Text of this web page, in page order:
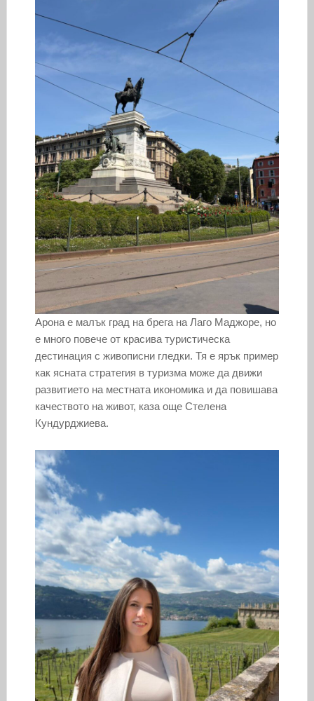
Арона е малък град на брега на Лаго Маджоре, но
е много повече от красива туристическа
дестинация с живописни гледки. Тя е ярък пример
как ясната стратегия в туризма може да движи
развитието на местната икономика и да повишава
качеството на живот, каза още Стелена
Кундурджиева.